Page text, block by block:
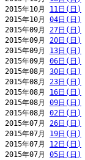
2015年10月 11日(日)
2015年10月 04日(日)
2015年09月 27日(日)
2015年09月 20日(日)
2015年09月 13日(日)
2015年09月 06日(日)
2015年08月 30日(日)
2015年08月 23日(日)
2015年08月 16日(日)
2015年08月 09日(日)
2015年08月 02日(日)
2015年07月 26日(日)
2015年07月 19日(日)
2015年07月 12日(日)
2015年07月 05日(日)